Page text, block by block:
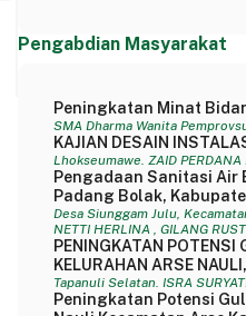
Pengabdian Masyarakat
Peningkatan Minat
SMA Dharma Wanita
KAJIAN DESAIN
Lhokseumawe. ZAID PERDANA
Pengadaan Sanitasi Air
Padang Bolak,
Desa Siunggam Julu,
NETTI HERLINA , GILANG
PENINGKATAN POTENSI
KELURAHAN ARSE
Tapanuli Selatan. ISRA
Peningkatan Potensi